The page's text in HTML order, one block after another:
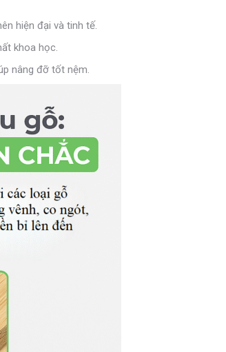
hiện đại và tinh tế.
khoa học.
nâng đỡ tốt nệm.